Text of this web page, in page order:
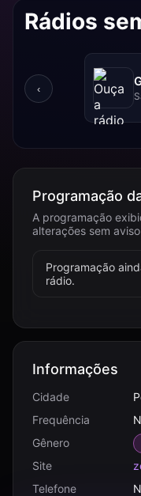
Rádios
‹
Programação
A programação
alterações sem
Programação
rádio.
Informações
Cidade
Frequência
Gênero
Site
Telefone